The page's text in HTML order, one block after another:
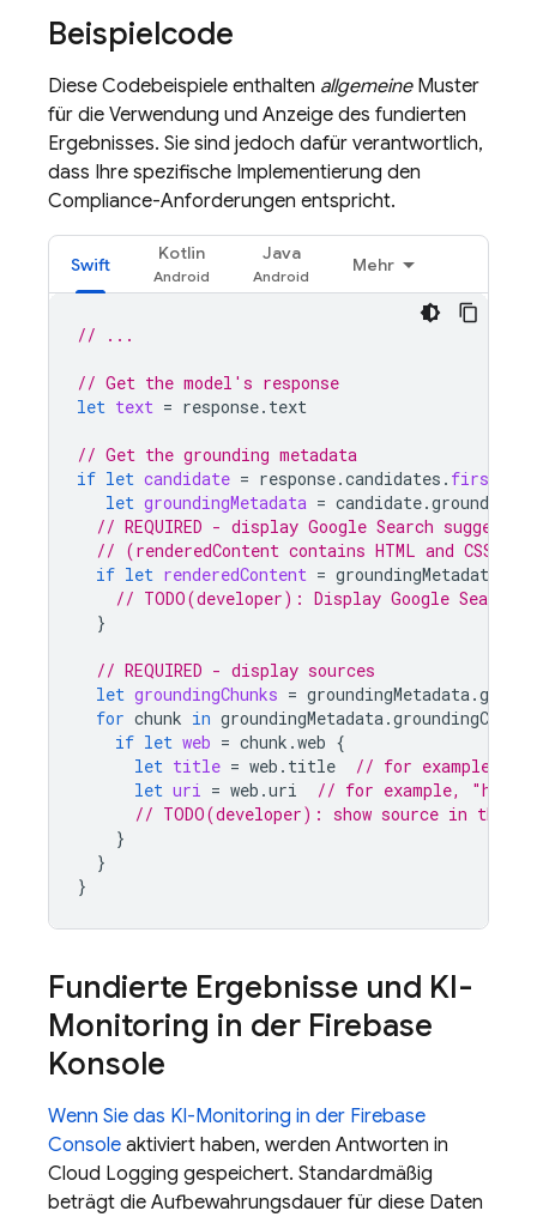
Beispielcode
Diese Codebeispiele enthalten allgemeineMuster
für die Verwendung und Anzeige des fundierten
Ergebnisses. Sie sind jedoch dafür verantwortlich,
dass Ihre spezifische Implementierung den
Compliance-Anforderungen entspricht.
Swift
Kotlin Java
Mehr
// ...
// Get the model's response
let text = response. text
// Get the grounding metadata
if let candidate = response.candidates . first
let groundingMetadata = candidate.
// REQUIRED - display Google Search
// (renderedContent contains HTML and CSS
if let renderedContent = groundingMetadata
// TODO(developer): Display Google Search
}
// REQUIRED - display sources
let groundingChunks = groundingMetadata.
for chunk in groundingMetadata.groundingChunks
if let web = chunk .web {
let title = web . title
// for example,
let uri = web .uri
// for example,
// TODO(developer): show source in the UI
}
}
}
Fundierte Ergebnisse und KI-
Monitoring in der Firebase
Konsole
Wenn Sie das KI-Monitoring in der Firebase
Console aktiviert haben, werden Antworten in
Cloud Logging gespeichert. Standardmäßig
beträgt die Aufbewahrungsdauer für diese Daten